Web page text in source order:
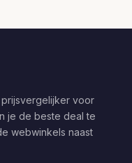
voor
je de beste deal te
webwinkels naast